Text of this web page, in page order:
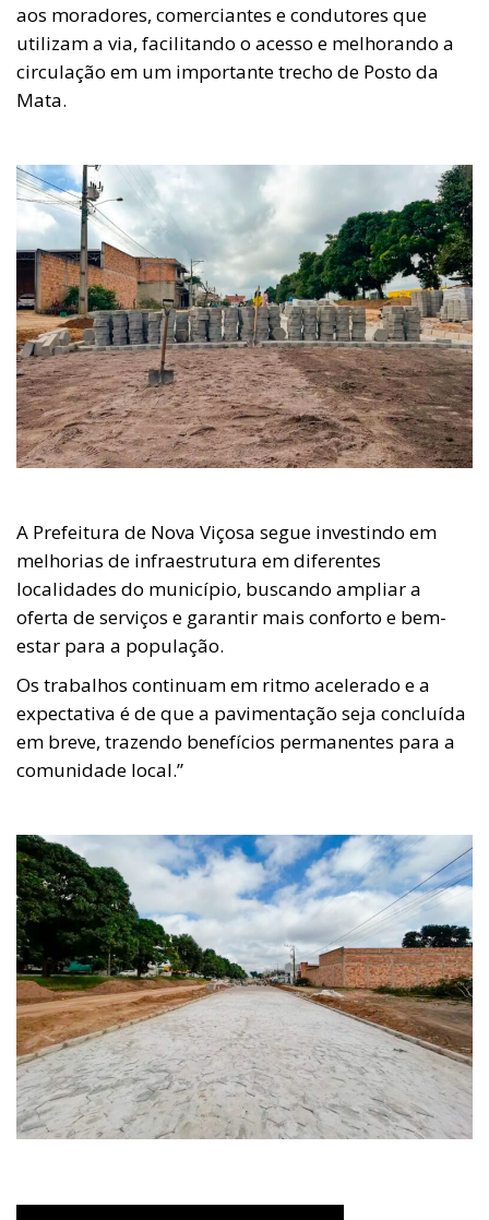
aos moradores, comerciantes e condutores que
utilizam a via, facilitando o acesso e melhorando a
circulação em um importante trecho de Posto da
Mata.
A Prefeitura de Nova Viçosa segue investindo em
melhorias de infraestrutura em diferentes
localidades do município, buscando ampliar a
oferta de serviços e garantir mais conforto e bem-
estar para a população.
Os trabalhos continuam em ritmo acelerado e a
expectativa é de que a pavimentação seja concluída
em breve, trazendo benefícios permanentes para a
comunidade local.”